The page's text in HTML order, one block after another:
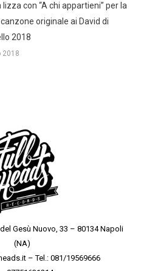
lizza con “A chi appartieni” per la
originale ai David di
2018
2018
Gesù Nuovo, 33 – 80134 Napoli
(NA)
– Tel.: 081/19569666